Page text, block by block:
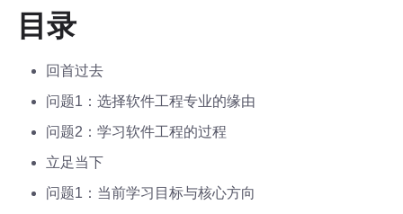
目录
回首过去
问题1：选择软件工程专业的缘由
问题2：学习软件工程的过程
立足当下
问题1：当前学习目标与核心方向